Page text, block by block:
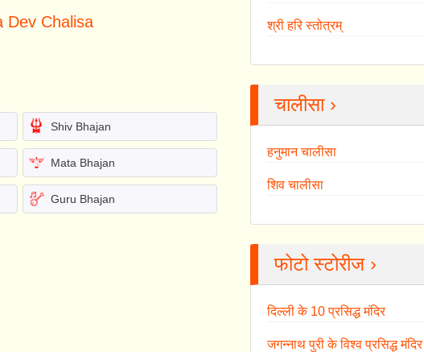
Dev Chalisa
Shiv Bhajan
Mata Bhajan
Guru Bhajan
श्री हरि स्तोत्रम्
चालीसा ›
हनुमान चालीसा
शिव चालीसा
फोटो स्टोरीज ›
दिल्ली के 10 प्रसिद्ध मंदिर
जगन्नाथ पुरी के विश्व प्रसिद्ध मंदिर